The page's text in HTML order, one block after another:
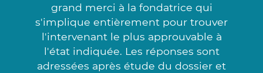
grand merci à la fondatrice qui
s'implique entièrement pour trouver
l'intervenant le plus approuvable à
l'état indiquée. Les réponses sont
adressées après étude du dossier et